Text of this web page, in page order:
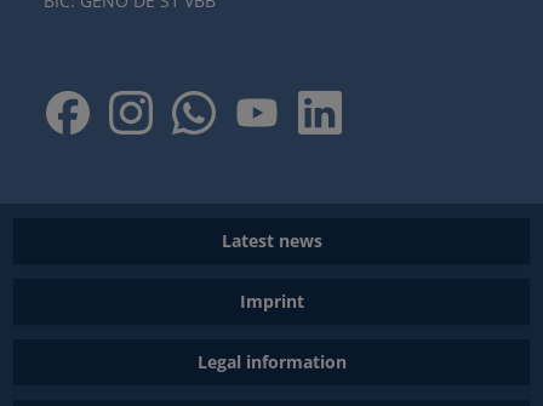
Latest news
Imprint
Legal information